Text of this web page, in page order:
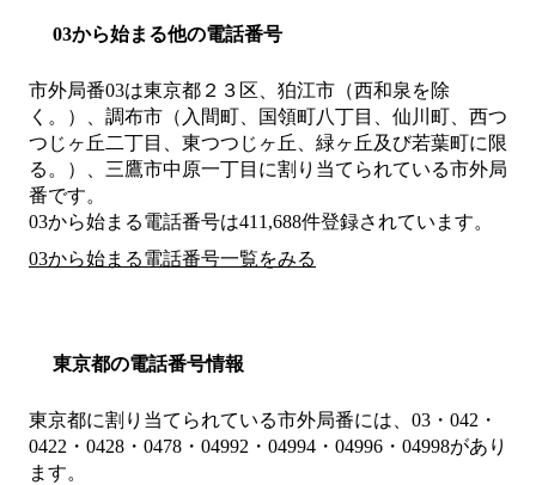
03から始まる他の電話番号
市外局番03は東京都２３区、狛江市（西和泉を除
く。）、調布市（入間町、国領町八丁目、仙川町、西つ
つじヶ丘二丁目、東つつじヶ丘、緑ヶ丘及び若葉町に限
る。）、三鷹市中原一丁目 に割り当てられている市外局
番です。
03から始まる電話番号は411,688件登録されています。
03から始まる電話番号一覧をみる
東京都の電話番号情報
東京都に割り当てられている市外局番には、03・042・
0422・0428・0478・04992・04994・04996・04998があり
ます。